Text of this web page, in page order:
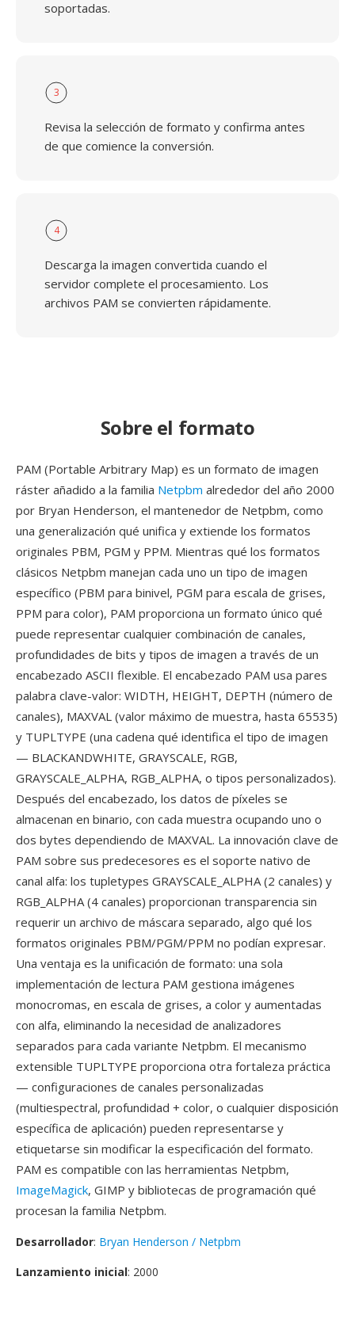
soportadas.
3
Revisa la selección de formato y confirma antes
de que comience la conversión.
4
Descarga la imagen convertida cuando el
servidor complete el procesamiento. Los
archivos PAM se convierten rápidamente.
Sobre el formato
PAM (Portable Arbitrary Map) es un formato de imagen
ráster añadido a la familia Netpbm alrededor del año 2000
por Bryan Henderson, el mantenedor de Netpbm, como
una generalización qué unifica y extiende los formatos
originales PBM, PGM y PPM. Mientras qué los formatos
clásicos Netpbm manejan cada uno un tipo de imagen
específico (PBM para binivel, PGM para escala de grises,
PPM para color), PAM proporciona un formato único qué
puede representar cualquier combinación de canales,
profundidades de bits y tipos de imagen a través de un
encabezado ASCII flexible. El encabezado PAM usa pares
palabra clave-valor: WIDTH, HEIGHT, DEPTH (número de
canales), MAXVAL (valor máximo de muestra, hasta 65535)
y TUPLTYPE (una cadena qué identifica el tipo de imagen
— BLACKANDWHITE, GRAYSCALE, RGB,
GRAYSCALE_ALPHA, RGB_ALPHA, o tipos personalizados).
Después del encabezado, los datos de píxeles se
almacenan en binario, con cada muestra ocupando uno o
dos bytes dependiendo de MAXVAL. La innovación clave de
PAM sobre sus predecesores es el soporte nativo de
canal alfa: los tupletypes GRAYSCALE_ALPHA (2 canales) y
RGB_ALPHA (4 canales) proporcionan transparencia sin
requerir un archivo de máscara separado, algo qué los
formatos originales PBM/PGM/PPM no podían expresar.
Una ventaja es la unificación de formato: una sola
implementación de lectura PAM gestiona imágenes
monocromas, en escala de grises, a color y aumentadas
con alfa, eliminando la necesidad de analizadores
separados para cada variante Netpbm. El mecanismo
extensible TUPLTYPE proporciona otra fortaleza práctica
— configuraciones de canales personalizadas
(multiespectral, profundidad + color, o cualquier disposición
específica de aplicación) pueden representarse y
etiquetarse sin modificar la especificación del formato.
PAM es compatible con las herramientas Netpbm,
ImageMagick, GIMP y bibliotecas de programación qué
procesan la familia Netpbm.
Desarrollador: Bryan Henderson / Netpbm
Lanzamiento inicial: 2000